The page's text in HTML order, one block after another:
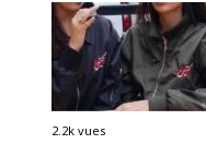
2.2k vues